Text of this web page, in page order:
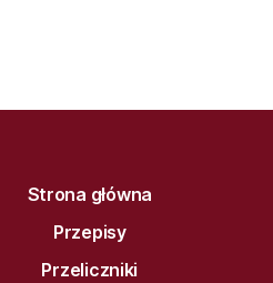
Strona główna
Przepisy
Przeliczniki